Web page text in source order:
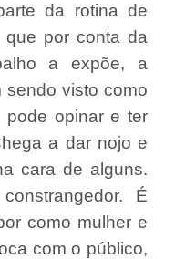
da rotina de
que por conta da
a expõe, a
sendo visto como
pode opinar e ter
a dar nojo e
cara de alguns.
É
como mulher e
com o público,